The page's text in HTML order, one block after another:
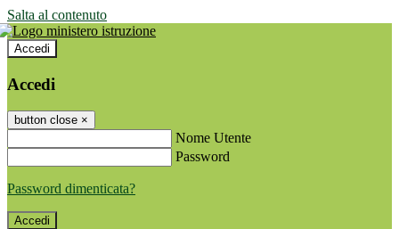
Salta al contenuto
Accedi
Accedi
button close ×
Nome Utente
Password
Password dimenticata?